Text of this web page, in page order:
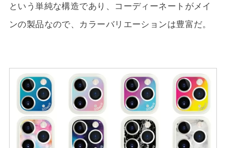
という単純な構造であり、コーディーネートがメイ
ンの製品なので、カラーバリエーションは豊富だ。